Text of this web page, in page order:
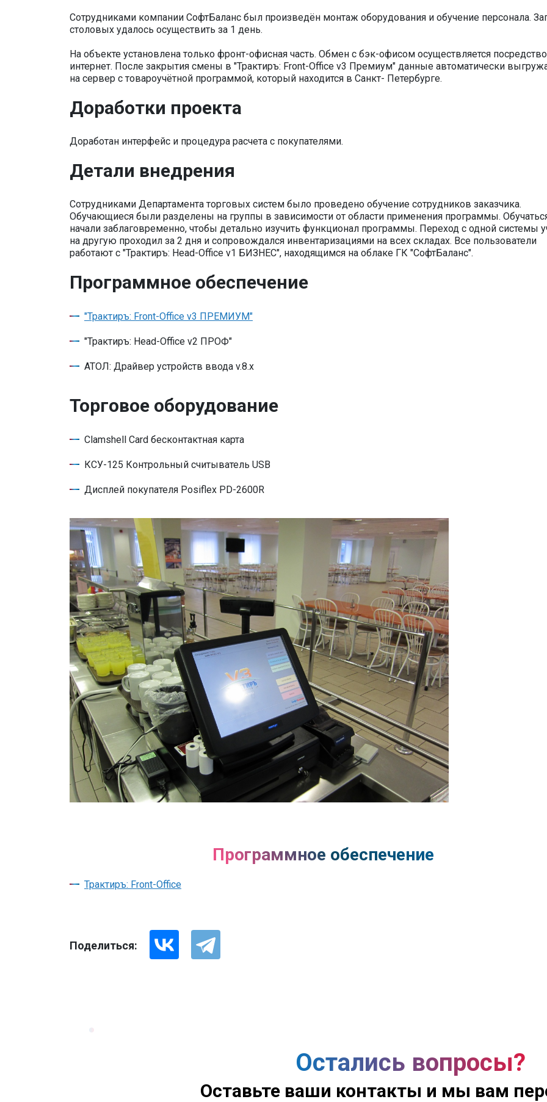
Сотрудниками компании СофтБаланс был произведён монтаж оборудования и обучение персонала.
столовых удалось осуществить за 1 день.
На объекте установлена только фронт-офисная часть. Обмен с бэк-офисом осуществляется
интернет. После закрытия смены в "Трактиръ: Front-Office v3 Премиум" данные автоматически
на сервер с товароучётной программой, который находится в Санкт- Петербурге.
Доработки проекта
Доработан интерфейс и процедура расчета с покупателями.
Детали внедрения
Сотрудниками Департамента торговых систем было проведено обучение сотрудников заказчика.
Обучающиеся были разделены на группы в зависимости от области применения программы.
начали заблаговременно, чтобы детально изучить функционал программы. Переход с одной системы
на другую проходил за 2 дня и сопровождался инвентаризациями на всех складах. Все пользователи
работают с "Трактиръ: Head-Office v1 БИЗНЕС", находящимся на облаке ГК "СофтБаланс".
Программное обеспечение
"Трактиръ: Front-Office v3 ПРЕМИУМ"
"Трактиръ: Head-Office v2 ПРОФ"
АТОЛ: Драйвер устройств ввода v.8.x
Торговое оборудование
Clamshell Card бесконтактная карта
КСУ-125 Контрольный считыватель USB
Дисплей покупателя Posiflex PD-2600R
Программное обеспечение
Трактиръ: Front-Office
Поделиться:
Остались вопросы?
Оставьте ваши контакты и мы вам